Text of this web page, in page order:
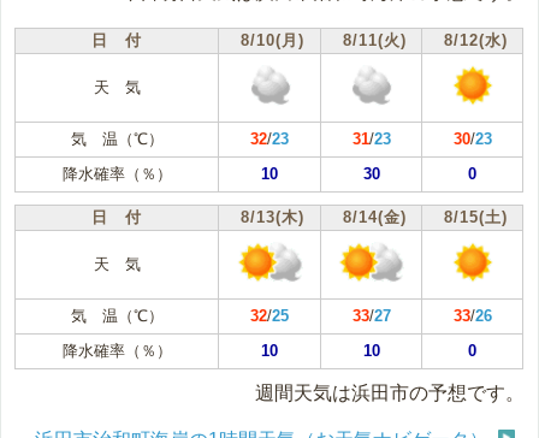
日 付 8/10(月) 8/11(火) 8/12(水)
天 気
気 温（℃） 32/23 31/23 30/23
降水確率（％）
10 30 0
日 付 8/13(木) 8/14(金) 8/15(土)
天 気
気 温（℃） 32/25 33/27 33/26
降水確率（％）
10 10 0
週間天気は浜田市の予想です。